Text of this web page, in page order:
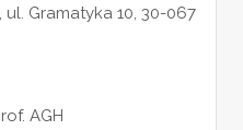
Gramatyka 10, 30-067
AGH